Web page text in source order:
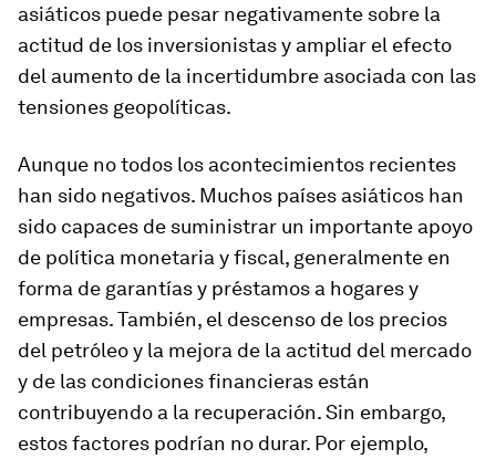
asiáticos puede pesar negativamente sobre la
actitud de los inversionistas y ampliar el efecto
del aumento de la incertidumbre asociada con las
tensiones geopolíticas.
Aunque no todos los acontecimientos recientes
han sido negativos. Muchos países asiáticos han
sido capaces de suministrar un importante apoyo
de política monetaria y fiscal, generalmente en
forma de garantías y préstamos a hogares y
empresas. También, el descenso de los precios
del petróleo y la mejora de la actitud del mercado
y de las condiciones financieras están
contribuyendo a la recuperación. Sin embargo,
estos factores podrían no durar. Por ejemplo,